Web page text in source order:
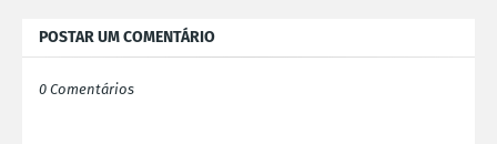
POSTAR UM COMENTÁRIO
0 Comentários